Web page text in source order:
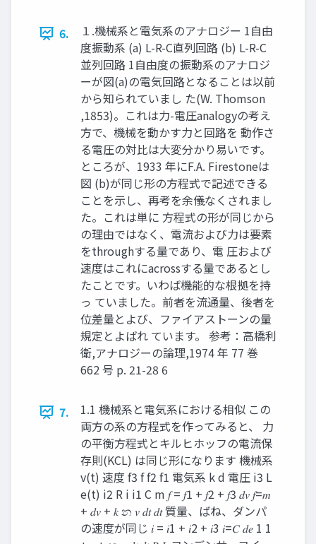
6.
１.機械系と電気系のアナロジー 1自由
度振動系 (a) L-R-C直列回路 (b) L-R-C
並列回路 1自由度の振動系のアナロジ
ーが図(a)の電気回路となることは以前
から知られていまし た(W. Thomson
,1853)。これは力-電圧analogyの考え
方で、機械を動かす力と回路を 動作さ
る電圧の対比は大変分かり易いです。
ところが、1933 年にF.A. Firestoneは
図 (b)が同じ形の方程式で記述できる
ことを示し、再考を余儀なくされまし
た。これは単に 方程式の形が同じから
の理由ではなく、電流および力は要素
をthroughする量であり、電 圧および
速度はこれにacrossする量であるとし
たことです。いわば機能的な根拠を持
っ ていました。前者を流通量、後者を
位差量とよび、ファイアストーンの量
規定とよばれ ています。 参考：高橋利
衛,アナロジーの論理,1974 年 77 巻
662 号 p. 21-28 6
7.
1.1 機械系と電気系における相似 この
両方の系の方程式を作ってみると、 力
の平衡方程式とキルヒホッフの電流保
存則(KCL) は同じ形になります 機械系
v(t) 速度 f3 f f2 f1 電気系 k d 電圧 i3 L
e(t) i2 R i i1 C m 𝑓 = 𝑓1 + 𝑓2 + 𝑓3 𝑑𝑣 𝑓=𝑚
+ 𝑑𝑣 + 𝑘 න 𝑣 𝑑𝑡 𝑑𝑡 質量、ばね、ダンパ
の速度が同じ 𝑖 = 𝑖1 + 𝑖2 + 𝑖3 𝑖=𝐶 𝑑𝑒 1 1